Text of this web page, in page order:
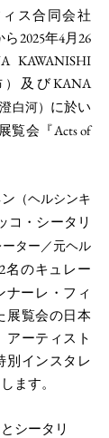
ス合同会社
2025年4月26
及びKANA
白河） に於い
覧会『Acts of
（ヘルシンキ
コ・シータリ
ーター／元ヘル
名のキュレー
ナーレ・フィ
展覧会の日本
アーティスト
別インスタレ
ます。
シータリ